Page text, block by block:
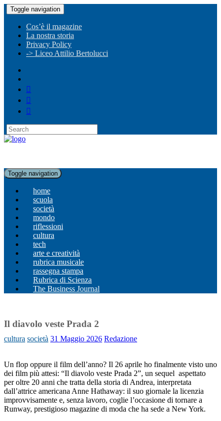
Toggle navigation
Cos’è il magazine
La nostra storia
Privacy Policy
-> Liceo Attilio Bertolucci
Toggle navigation
home
scuola
società
mondo
riflessioni
cultura
tech
arte e creatività
rubrica musicale
rassegna stampa
Rubrica di Scienza
The Business Journal
Il diavolo veste Prada 2
cultura società 31 Maggio 2026 Redazione
Un flop oppure il film dell’anno? Il 26 aprile ho finalmente visto uno
dei film più attesi: “Il diavolo veste Prada 2”, un sequel aspettato
per oltre 20 anni che tratta della storia di Andrea, interpretata
dall’attrice americana Anne Hathaway: il suo giornale la licenzia
improvvisamente e, senza lavoro, coglie l’occasione di tornare a
Runway, prestigioso magazine di moda che ha sede a New York.